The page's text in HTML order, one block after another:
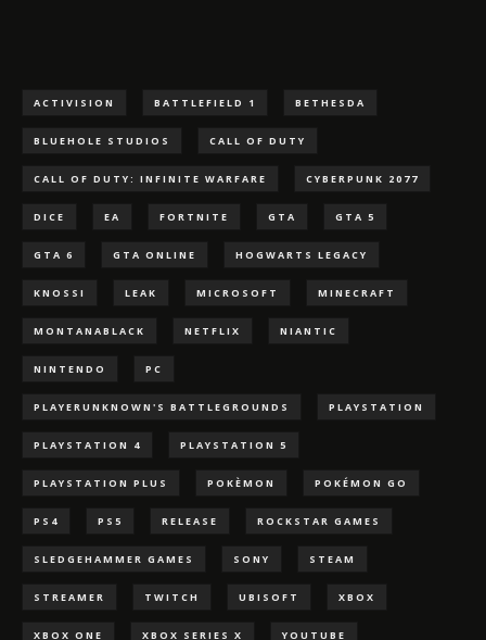
ACTIVISION BATTLEFIELD 1 BETHESDA
BLUEHOLE STUDIOS CALL OF DUTY
CALL OF DUTY: INFINITE WARFARE CYBERPUNK 2077
DICE EA FORTNITE GTA GTA 5
GTA 6 GTA ONLINE HOGWARTS LEGACY
KNOSSI LEAK MICROSOFT MINECRAFT
MONTANABLACK NETFLIX NIANTIC
NINTENDO PC
PLAYERUNKNOWN'S BATTLEGROUNDS PLAYSTATION
PLAYSTATION 4 PLAYSTATION 5
PLAYSTATION PLUS POKÈMON POKÉMON GO
PS4 PS5 RELEASE ROCKSTAR GAMES
SLEDGEHAMMER GAMES SONY STEAM
STREAMER TWITCH UBISOFT XBOX
XBOX ONE XBOX SERIES X YOUTUBE